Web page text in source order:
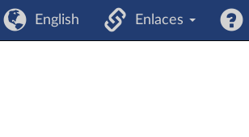
English Enlaces